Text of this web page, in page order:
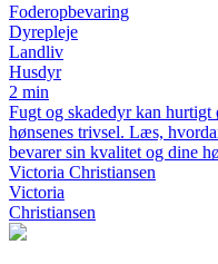
Foderopbevaring
Dyrepleje
Landliv
Husdyr
2 min
Fugt og skadedyr kan
hønsenes trivsel. Læs,
bevarer sin kvalitet og dine
Victoria Christiansen
Victoria
Christiansen